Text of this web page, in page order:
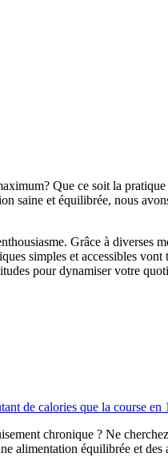
Que ce soit la
et équilibrée, nous
Grâce à diverses
simples et accessibles
pour dynamiser votre
de calories que la course en
chronique ? Ne
alimentation équilibrée et